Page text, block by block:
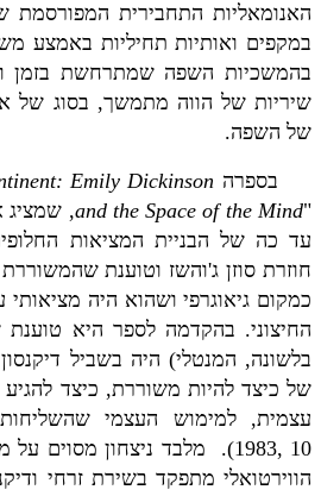
האנומאליות התחבירית
במקפים ואותיות תחיליות באמצע
בהמשכיות השפה שמתרחשת בזמן
שיריות של הווה מתמשך, בסוג של
של השפה.
בספרה Emily Dickinson
and the Space of the Mind"
, שמציג
עד כה של הבניית המציאות
חוזרת סוזן ג'והשז וטוענת
כמקום גיאוגרפי ושהוא היה
החיצוני. בהקדמה לספר היא טוענת
בלשונה, המנטלי) היה בשביל
של כיצד להיות משוררת, כיצד
עצמית, למימוש העצמי
1983, 10
).
מלבד ניצחון מסוים
הווירטואלי מתפקד בשירת זרחי